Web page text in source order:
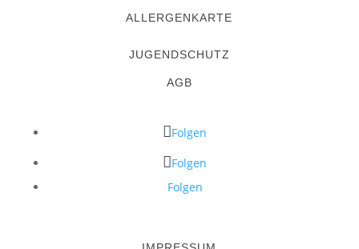
ALLERGENKARTE
JUGENDSCHUTZ
AGB
Folgen
Folgen
Folgen